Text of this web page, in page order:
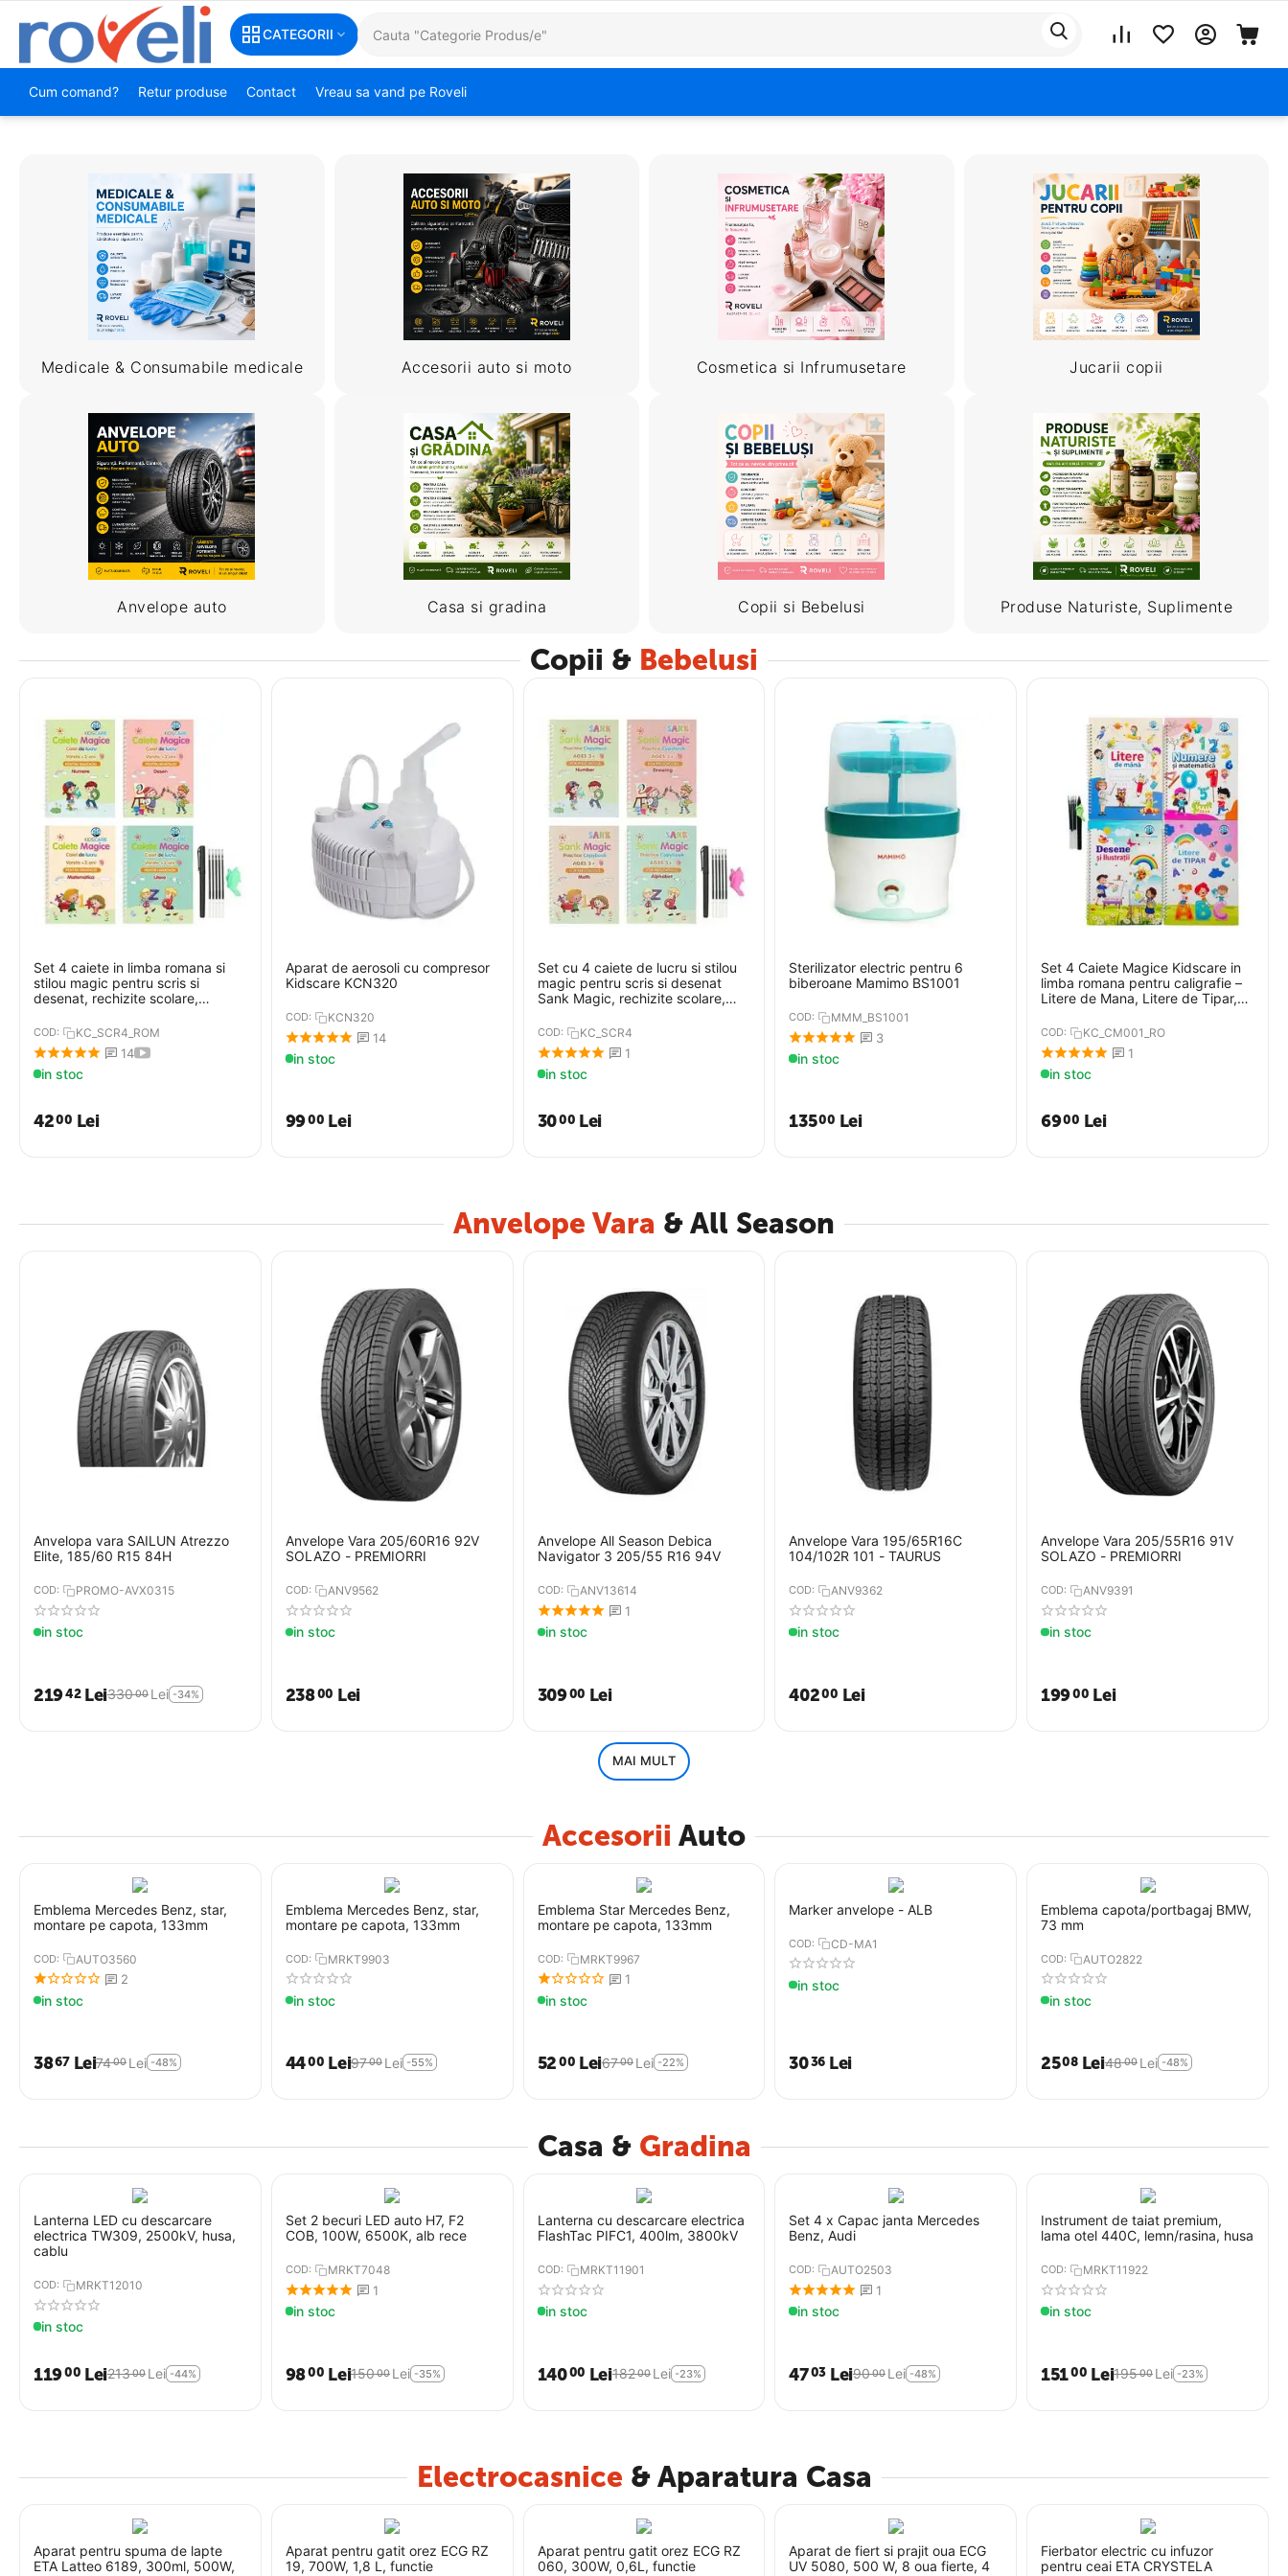
CATEGORII
Cum comand? Retur produse Contact Vreau sa vand pe Roveli
Medicale & Consumabile medicale
Anvelope auto
Accesorii auto si moto
Casa si gradina
Cosmetica si Infrumusetare
Copii si Bebelusi
Jucarii copii
Produse Naturiste, Suplimente
Copii & Bebelusi
Set 4 caiete in limba romana si
stilou magic pentru scris si
desenat, rechizite scolare,
COD: KC_SCR4_ROM
14
in stoc
4200 Lei
Aparat de aerosoli cu compresor
Kidscare KCN320
COD: KCN320
14
in stoc
9900 Lei
Set cu 4 caiete de lucru si stilou
magic pentru scris si desenat
Sank Magic, rechizite scolare,
COD: KC_SCR4
1
in stoc
3000 Lei
Sterilizator electric pentru 6
biberoane Mamimo BS1001
COD: MMM_BS1001
3
in stoc
13500 Lei
Set 4 Caiete Magice Kidscare in
limba romana pentru caligrafie –
Litere de Mana, Litere de Tipar,
COD: KC_CM001_RO
1
in stoc
6900 Lei
Set 5 x Rezerve pentru caietele
magice, 1 x Stilou Magic, 1 x
1
in stoc
1900 Lei
Anvelope Vara & All Season
Anvelopa vara SAILUN Atrezzo
Elite, 185/60 R15 84H
COD: PROMO-AVX0315
in stoc
21942 Lei33000 Lei -34%
Anvelope Vara 205/60R16 92V
SOLAZO - PREMIORRI
COD: ANV9562
in stoc
23800 Lei
Anvelope All Season Debica
Navigator 3 205/55 R16 94V
COD: ANV13614
1
in stoc
30900 Lei
Anvelope Vara 195/65R16C
104/102R 101 - TAURUS
COD: ANV9362
in stoc
40200 Lei
Anvelope Vara 205/55R16 91V
SOLAZO - PREMIORRI
COD: ANV9391
in stoc
19900 Lei
MAI MULT
Accesorii Auto
Emblema Mercedes Benz, star,
montare pe capota, 133mm
COD: AUTO3560
2
in stoc
3867 Lei7400 Lei -48%
Emblema Mercedes Benz, star,
montare pe capota, 133mm
COD: MRKT9903
in stoc
4400 Lei9700 Lei -55%
Emblema Star Mercedes Benz,
montare pe capota, 133mm
COD: MRKT9967
1
in stoc
5200 Lei6700 Lei -22%
Marker anvelope - ALB
COD: CD-MA1
in stoc
3036 Lei
Emblema capota/portbagaj BMW,
73 mm
COD: AUTO2822
in stoc
2508 Lei4800 Lei -48%
COD: AR-061022-6
in stoc
13000 Lei
Casa & Gradina
Lanterna LED cu descarcare
electrica TW309, 2500kV, husa,
cablu
COD: MRKT12010
in stoc
11900 Lei21300 Lei -44%
Set 2 becuri LED auto H7, F2
COB, 100W, 6500K, alb rece
COD: MRKT7048
1
in stoc
9800 Lei15000 Lei -35%
Lanterna cu descarcare electrica
FlashTac PIFC1, 400lm, 3800kV
COD: MRKT11901
in stoc
14000 Lei18200 Lei -23%
Set 4 x Capac janta Mercedes
Benz, Audi
COD: AUTO2503
1
in stoc
4703 Lei9000 Lei -48%
Instrument de taiat premium,
lama otel 440C, lemn/rasina, husa
COD: MRKT11922
in stoc
15100 Lei19500 Lei -23%
vintage, 2 modele
MRKT8407
in stoc
Electrocasnice & Aparatura Casa
Aparat pentru spuma de lapte
ETA Latteo 6189, 300ml, 500W,
Aparat pentru gatit orez ECG RZ
19, 700W, 1,8 L, functie
Aparat pentru gatit orez ECG RZ
060, 300W, 0,6L, functie
Aparat de fiert si prajit oua ECG
UV 5080, 500 W, 8 oua fierte, 4
Fierbator electric cu infuzor
pentru ceai ETA CRYSTELA